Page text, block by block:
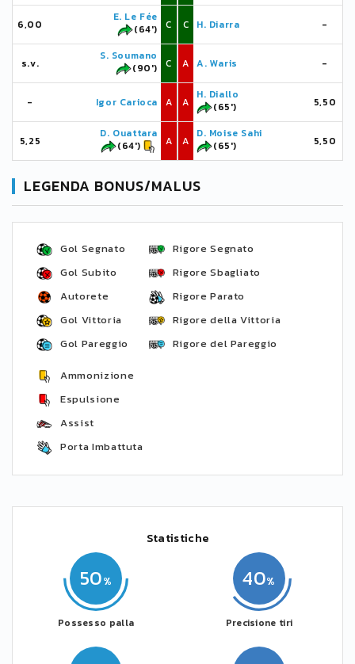
6,00
E. Le Fée
(64')
C
s.v.
S. Soumano
(90')
C
- Igor Carioca A
5,25
D. Ouattara
(64')
A
C H. Diarra -
A A. Waris -
A
H. Diallo
(65')
5,50
A
D. Moise Sahi
(65')
5,50
LEGENDA BONUS/MALUS
Gol Segnato
Gol Subito
Autorete
Gol Vittoria
Gol Pareggio
Rigore Segnato
Rigore Sbagliato
Rigore Parato
Rigore della Vittoria
Rigore del Pareggio
Ammonizione
Espulsione
Assist
Porta Imbattuta
Statistiche
50
Possesso palla
40
Precisione tiri